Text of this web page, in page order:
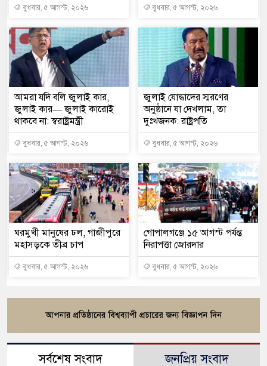
বুধবার, ৫ আগস্ট, ২০২৬ বুধবার, ৫ আগস্ট, ২০২৬
আমরা যদি বলি জুলাই কার,
জুলাই কার— জুলাই কারোই
থাকবে না: স্বরাষ্ট্রমন্ত্রী
বুধবার, ৫ আগস্ট, ২০২৬
জুলাই যোদ্ধাদের স্মরণের
অনুষ্ঠানে যা দেখলাম, তা
দুঃখজনক: রাষ্ট্রপতি
বুধবার, ৫ আগস্ট, ২০২৬
ঘরমুখী মানুষের ঢল, গাজীপুরে
মহাসড়কে তীব্র চাপ
বুধবার, ৫ আগস্ট, ২০২৬
গোপালগঞ্জে ১৫ আগস্ট পর্যন্ত
নিরাপত্তা জোরদার
বুধবার, ৫ আগস্ট, ২০২৬
সর্বশেষ সংবাদ জনপ্রিয় সংবাদ